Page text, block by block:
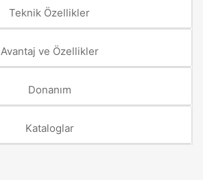
Teknik Özellikler
Avantaj ve Özellikler
Donanım
Kataloglar